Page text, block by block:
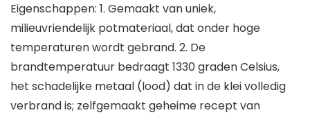
Eigenschappen: 1. Gemaakt van uniek,
milieuvriendelijk potmateriaal, dat onder hoge
temperaturen wordt gebrand. 2. De
brandtemperatuur bedraagt 1330 graden Celsius,
het schadelijke metaal (lood) dat in de klei volledig
verbrand is; zelfgemaakt geheime recept van